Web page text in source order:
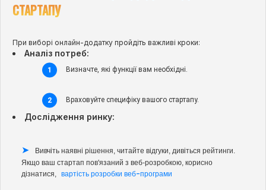
СТАРТАПУ
При виборі онлайн-додатку пройдіть важливі кроки:
Аналіз потреб:
Визначте, які функції вам необхідні.
Враховуйте специфіку вашого стартапу.
Дослідження ринку:
Вивчіть наявні рішення, читайте відгуки, дивіться рейтинги.
Якщо ваш стартап пов'язаний з веб-розробкою, корисно
дізнатися, вартість розробки веб-програми